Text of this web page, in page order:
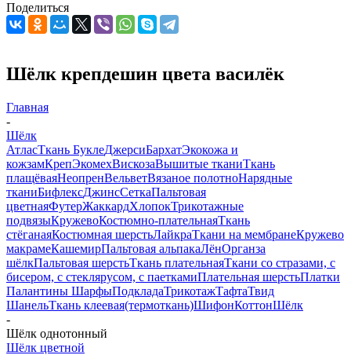
Поделиться
Шёлк крепдешин цвета василёк
Главная
-
Шёлк
АтласТкань БуклеДжерсиБархатЭкокожа и
кожзамКрепЭкомехВискозаВышитые тканиТкань
плащёваяНеопренВельветВязаное полотноНарядные
тканиБифлексДжинсСеткаПальтовая
цветнаяФутерЖаккардХлопокТрикотажные
подвязыКружевоКостюмно-плательнаяТкань
стёганаяКостюмная шерстьЛайкраТкани на мембранеКружево
макрамеКашемирПальтовая альпакаЛёнОрганза
шёлкПальтовая шерстьТкань плательнаяТкани со стразами, с
бисером, с стеклярусом, с паеткамиПлательная шерстьПлатки
Палантины ШарфыПодкладаТрикотажТафтаТвид
ШанельТкань клеевая(термоткань)ШифонКоттонШёлк
-
Шёлк однотонный
Шёлк цветной